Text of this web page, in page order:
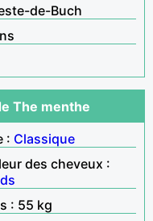
de-Buch
The menthe
: Classique
des cheveux :
: 55 kg